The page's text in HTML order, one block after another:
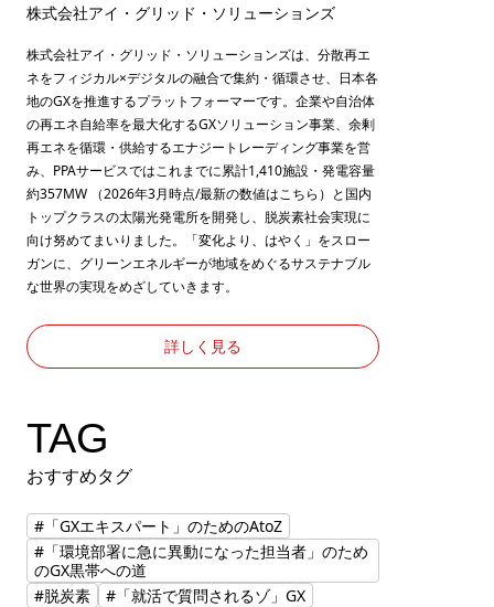
株式会社アイ・グリッド・ソリューションズ
株式会社アイ・グリッド・ソリューションズは、分散再エ
ネをフィジカル×デジタルの融合で集約・循環させ、日本各
地のGXを推進するプラットフォーマーです。企業や自治体
の再エネ自給率を最大化するGXソリューション事業、余剰
再エネを循環・供給するエナジートレーディング事業を営
み、PPAサービスではこれまでに累計1,410施設・発電容量
約357MW （2026年3月時点/最新の数値はこちら ）と国内
トップクラスの太陽光発電所を開発し、脱炭素社会実現に
向け努めてまいりました。「変化より、はやく」をスロー
ガンに、グリーンエネルギーが地域をめぐるサステナブル
な世界の実現をめざしていきます。
詳しく見る
TAG
おすすめタグ
#「GXエキスパート」のためのAtoZ
#「環境部署に急に異動になった担当者」のため
のGX黒帯への道
#脱炭素
#「就活で質問されるゾ」GX